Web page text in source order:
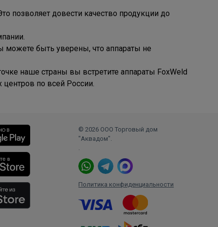
позволяет довести качество продукции до
можете быть уверены, что аппараты не
наше страны вы встретите аппараты FoxWeld
по всей России.
© 2026 ООО Торговый дом
"Аквадом".
.
Политика конфиденциальности